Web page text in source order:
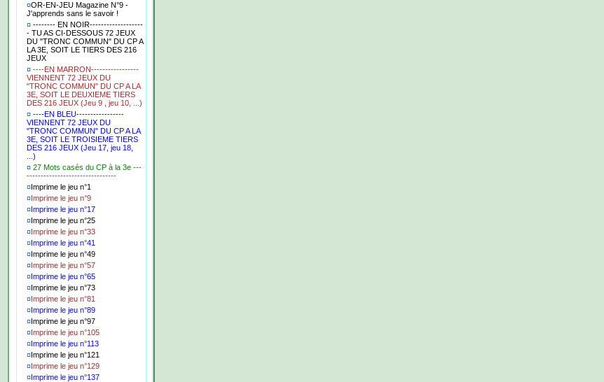
¤OR-EN-JEU Magazine N°9 -
J'apprends sans le savoir !
¤ -------- EN NOIR-------------------
- TU AS CI-DESSOUS 72 JEUX
DU "TRONC COMMUN" DU CP A
LA 3E, SOIT LE TIERS DES 216
JEUX
¤ ----EN MARRON-----------------
VIENNENT 72 JEUX DU
"TRONC COMMUN" DU CP A LA
3E, SOIT LE DEUXIEME TIERS
DES 216 JEUX (Jeu 9 , jeu 10, ...)
¤ ----EN BLEU-----------------
VIENNENT 72 JEUX DU
"TRONC COMMUN" DU CP A LA
3E, SOIT LE TROISIEME TIERS
DES 216 JEUX (Jeu 17, jeu 18,
...)
¤ 27 Mots casés du CP à la 3e ---
--------------------------------
¤Imprime le jeu n°1
¤Imprime le jeu n°9
¤Imprime le jeu n°17
¤Imprime le jeu n°25
¤Imprime le jeu n°33
¤Imprime le jeu n°41
¤Imprime le jeu n°49
¤Imprime le jeu n°57
¤Imprime le jeu n°65
¤Imprime le jeu n°73
¤Imprime le jeu n°81
¤Imprime le jeu n°89
¤Imprime le jeu n°97
¤Imprime le jeu n°105
¤Imprime le jeu n°113
¤Imprime le jeu n°121
¤Imprime le jeu n°129
¤Imprime le jeu n°137